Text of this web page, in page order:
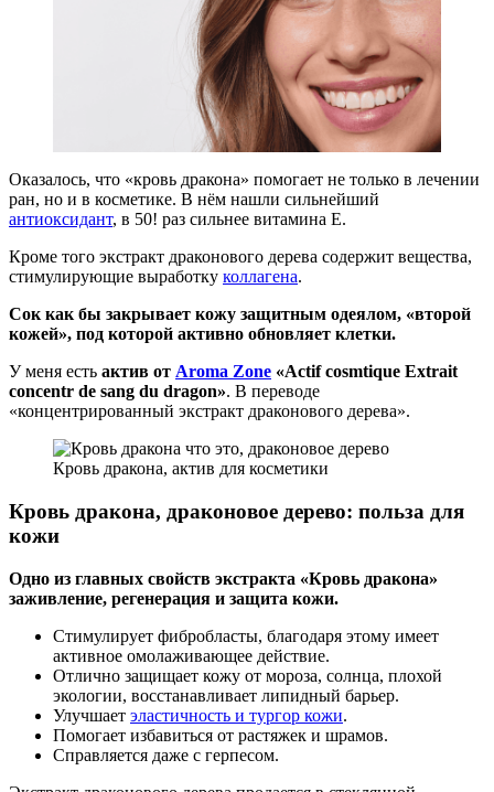
Оказалось, что «кровь дракона» помогает не только в лечении
ран, но и в косметике. В нём нашли сильнейший
антиоксидант, в 50! раз сильнее витамина Е.
Кроме того экстракт драконового дерева содержит вещества,
стимулирующие выработку коллагена.
Сок как бы закрывает кожу защитным одеялом, «второй
кожей», под которой активно обновляет клетки.
У меня есть актив от Aroma Zone «Аctif cosmtique Extrait
concentr de sang du dragon». В переводе
«концентрированный экстракт драконового дерева».
Кровь дракона, актив для косметики
Кровь дракона, драконовое дерево: польза для
кожи
Одно из главных свойств экстракта «Кровь дракона»
заживление, регенерация и защита кожи.
Стимулирует фибробласты, благодаря этому имеет
активное омолаживающее действие.
Отлично защищает кожу от мороза, солнца, плохой
экологии, восстанавливает липидный барьер.
Улучшает эластичность и тургор кожи.
Помогает избавиться от растяжек и шрамов.
Справляется даже с герпесом.